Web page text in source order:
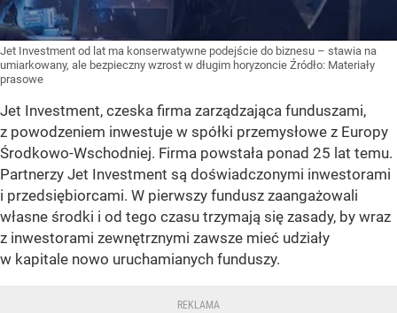
Jet Investment od lat ma konserwatywne podejście do biznesu – stawia na
umiarkowany, ale bezpieczny wzrost w długim horyzoncie Źródło: Materiały
prasowe
Jet Investment, czeska firma zarządzająca funduszami,
z powodzeniem inwestuje w spółki przemysłowe z Europy
Środkowo-Wschodniej. Firma powstała ponad 25 lat temu.
Partnerzy Jet Investment są doświadczonymi inwestorami
i przedsiębiorcami. W pierwszy fundusz zaangażowali
własne środki i od tego czasu trzymają się zasady, by wraz
z inwestorami zewnętrznymi zawsze mieć udziały
w kapitale nowo uruchamianych funduszy.